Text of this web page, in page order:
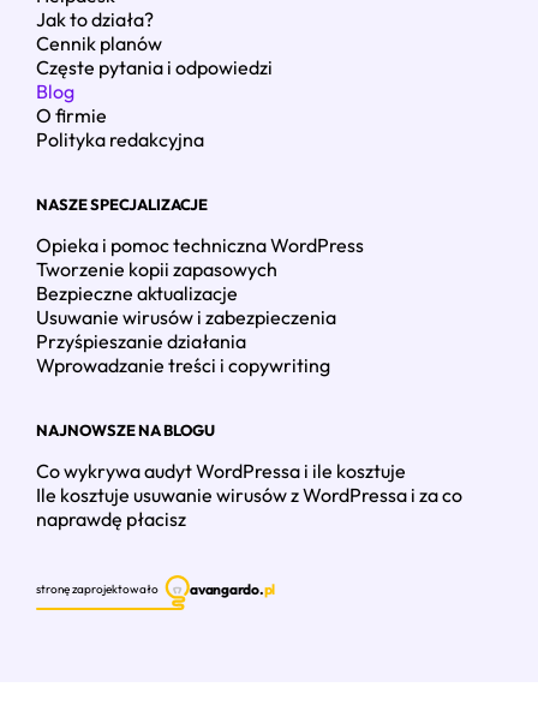
Jak to działa?
Cennik planów
Częste pytania i odpowiedzi
Blog
O firmie
Polityka redakcyjna
NASZE SPECJALIZACJE
Opieka i pomoc techniczna WordPress
Tworzenie kopii zapasowych
Bezpieczne aktualizacje
Usuwanie wirusów i zabezpieczenia
Przyśpieszanie działania
Wprowadzanie treści i copywriting
NAJNOWSZE NA BLOGU
Co wykrywa audyt WordPressa i ile kosztuje
Ile kosztuje usuwanie wirusów z WordPressa i za co
naprawdę płacisz
stronę zaprojektowało avangardo.pl